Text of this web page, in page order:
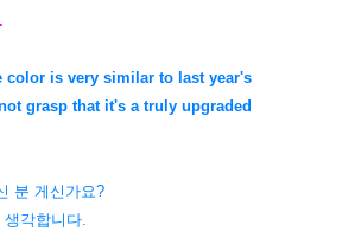
color is very similar to last year's
grasp that it's a truly upgraded
분 게신가요?
각합니다.